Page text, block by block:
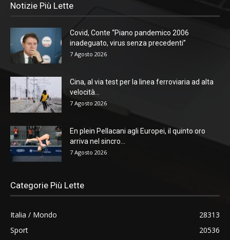
Notizie Più Lette
Covid, Conte “Piano pandemico 2006
inadeguato, virus senza precedenti”
7 Agosto 2026
Cina, al via test per la linea ferroviaria ad alta
velocità...
7 Agosto 2026
En plein Pellacani agli Europei, il quinto oro
arriva nel sincro...
7 Agosto 2026
Categorie Più Lette
Italia / Mondo
28313
Sport
20536